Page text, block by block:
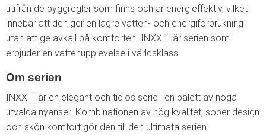
utifrån de byggregler som finns och är energieffektiv, vilket
innebär att den ger en lägre vatten- och energiförbrukning
utan att ge avkall på komforten. INXX II är serien som
erbjuder en vattenupplevelse i världsklass.
Om serien
INXX II är en elegant och tidlös serie i en palett av noga
utvalda nyanser. Kombinationen av hög kvalitet, sober design
och skön komfort gör den till den ultimata serien.